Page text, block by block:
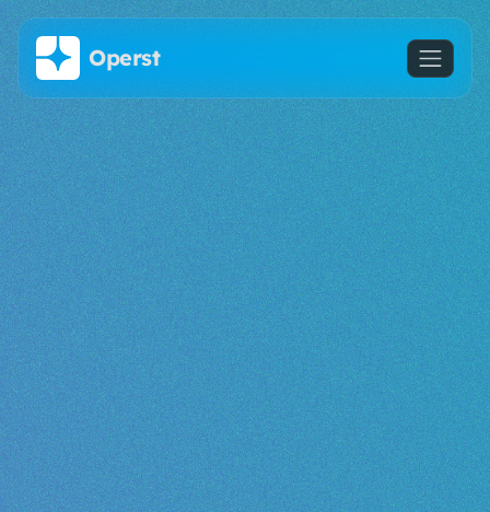
Saltar al contenido principal
Operst